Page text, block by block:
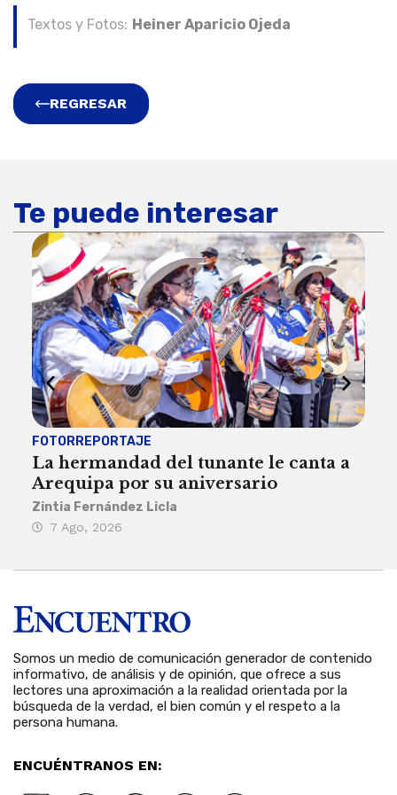
Textos y Fotos: Heiner Aparicio Ojeda
REGRESAR
Te puede interesar
FOTORREPORTAJE
La hermandad del tunante le canta a
Arequipa por su aniversario
Zintia Fernández Licla
7 Ago, 2026
Somos un medio de comunicación generador de contenido
informativo, de análisis y de opinión, que ofrece a sus
lectores una aproximación a la realidad orientada por la
búsqueda de la verdad, el bien común y el respeto a la
persona humana.
ENCUÉNTRANOS EN: